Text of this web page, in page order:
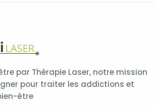
par Thérapie Laser, notre mission
pour traiter les addictions et
être